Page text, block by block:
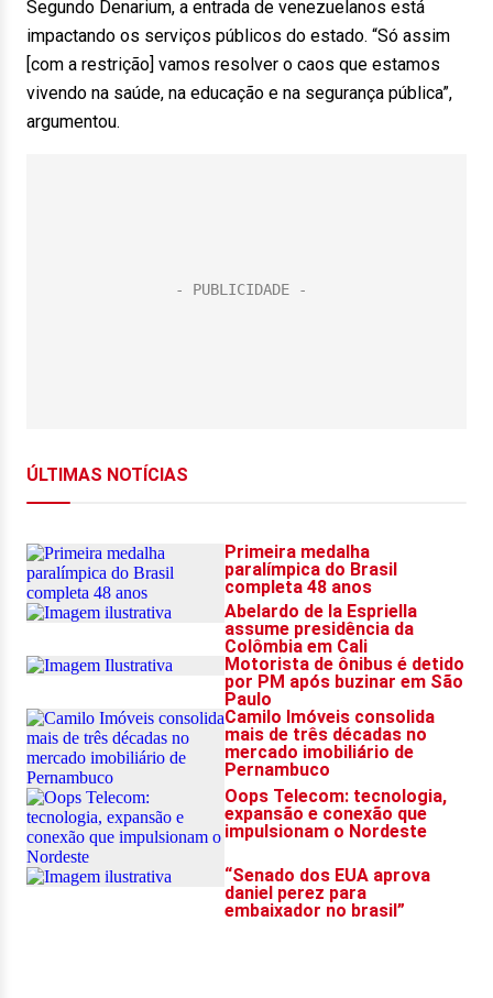
Segundo Denarium, a entrada de venezuelanos está
impactando os serviços públicos do estado. “Só assim
[com a restrição] vamos resolver o caos que estamos
vivendo na saúde, na educação e na segurança pública”,
argumentou.